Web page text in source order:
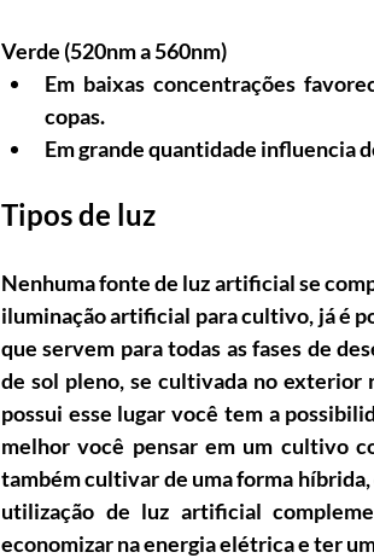
Verde (520nm a 560nm)
Em baixas concentrações
copas.
Em grande quantidade influencia
Tipos de luz
Nenhuma fonte de luz artificial se
iluminação artificial para cultivo, já é
que servem para todas as fases de
de sol pleno, se cultivada no exterior
possui esse lugar você tem a
melhor você pensar em um cultivo
também cultivar de uma forma
utilização de luz artificial
economizar na energia elétrica e ter